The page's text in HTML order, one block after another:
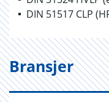
DIN 51517 CLP
Bransjer